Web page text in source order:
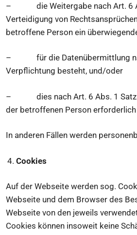
– die Weitergabe nach Art. 6
Verteidigung von
betroffene Person ein
– für die Datenübermittlung
Verpflichtung besteht, und/oder
– dies nach Art. 6 Abs. 1 Satz 1
der betroffenen Person
In anderen Fällen werden
Cookies
Auf der Webseite werden sog.
Webseite und dem Browser des
Webseite von den jeweils
Cookies können insoweit keine